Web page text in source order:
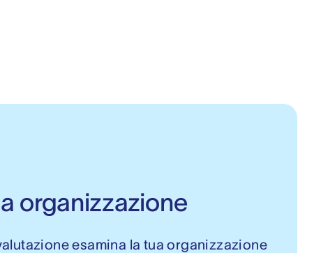
organizzazione
esamina la tua organizzazione